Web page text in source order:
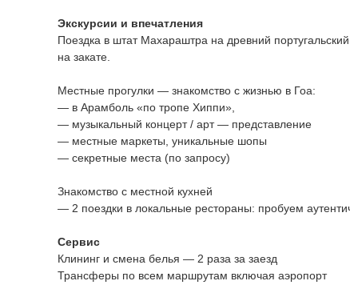
Экскурсии и впечатления
Поездка в штат Махараштра на древний
на закате.
Местные прогулки — знакомство с жизнью в Гоа:
— в Арамболь «по тропе Хиппи»,
— музыкальный концерт / арт — представление
— местные маркеты, уникальные шопы
— секретные места (по запросу)
Знакомство с местной кухней
— 2 поездки в локальные рестораны: пробуем
Сервис
Клининг и смена белья — 2 раза за заезд
Трансферы по всем маршрутам включая аэропорт